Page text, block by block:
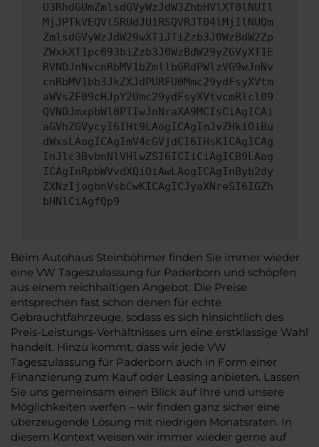
U3RhdGUmZmlsdGVyWzJdW3ZhbHVlXT0lNUIl
MjJPTkVEQVlSRUdJU1RSQVRJT04lMjIlNUQm
ZmlsdGVyWzJdW29wXT1JTiZzb3J0WzBdW2Zp
ZWxkXT1pc093biZzb3J0WzBdW29yZGVyXT1E
RVNDJnNvcnRbMV1bZmllbGRdPWlzVG9wJnNv
cnRbMV1bb3JkZXJdPURFU0Mmc29ydFsyXVtm
aWVsZF09cHJpY2Umc29ydFsyXVtvcmRlcl09
QVNDJmxpbWl0PTIwJnNraXA9MCIsCiAgICAi
aGVhZGVycyI6IHt9LAogICAgImJvZHkiOiBu
dWxsLAogICAgImV4cGVjdCI6IHsKICAgICAg
InJlc3BvbnNlVHlwZSI6ICIiCiAgICB9LAog
ICAgInRpbWVvdXQiOiAwLAogICAgInByb2dy
ZXNzIjogbnVsbCwKICAgICJyaXNreSI6IGZh
bHNlCiAgfQp9
Beim Autohaus Steinböhmer finden Sie immer wieder
eine VW Tageszulassung für Paderborn und schöpfen
aus einem reichhaltigen Angebot. Die Preise
entsprechen fast schon denen für echte
Gebrauchtfahrzeuge, sodass es sich hinsichtlich des
Preis-Leistungs-Verhältnisses um eine erstklassige Wahl
handelt. Hinzu kommt, dass wir jede VW
Tageszulassung für Paderborn auch in Form einer
Finanzierung zum Kauf oder Leasing anbieten. Lassen
Sie uns gemeinsam einen Blick auf Ihre und unsere
Möglichkeiten werfen – wir finden ganz sicher eine
überzeugende Lösung mit niedrigen Monatsraten. In
diesem Kontext weisen wir immer wieder gerne auf